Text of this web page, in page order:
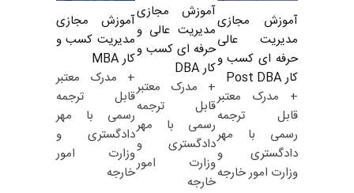
آموزش مجازی
مدیریت عالی
حرفه ای کسب و
کار Post DBA
+ مدرک معتبر
قابل ترجمه
رسمی با مهر
دادگستری و
وزارت امور خارجه
آموزش مجازی
مدیریت عالی و
حرفه ای کسب و
کار DBA
+ مدرک معتبر
قابل ترجمه
رسمی با مهر
دادگستری و
وزارت امور
خارجه
آموزش مجازی
مدیریت کسب و
کار MBA
+ مدرک معتبر
قابل ترجمه
رسمی با مهر
دادگستری و
وزارت امور
خارجه